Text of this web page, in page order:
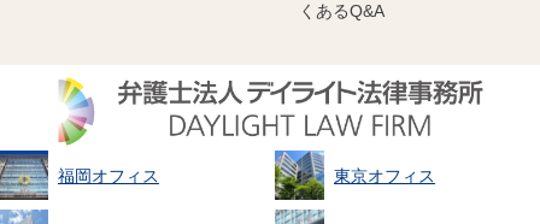
くあるQ&A
福岡オフィス 東京オフィス